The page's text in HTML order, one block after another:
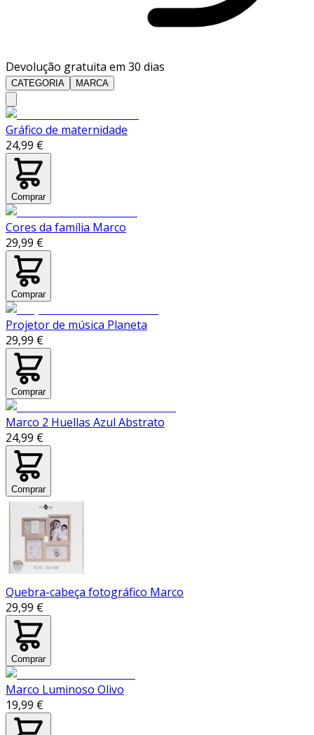
Devolução gratuita em 30 dias
CATEGORIA MARCA
Gráfico de maternidade
24,99 €
Comprar
Cores da família Marco
29,99 €
Comprar
Projetor de música Planeta
29,99 €
Comprar
Marco 2 Huellas Azul Abstrato
24,99 €
Comprar
Quebra-cabeça fotográfico Marco
29,99 €
Comprar
Marco Luminoso Olivo
19,99 €